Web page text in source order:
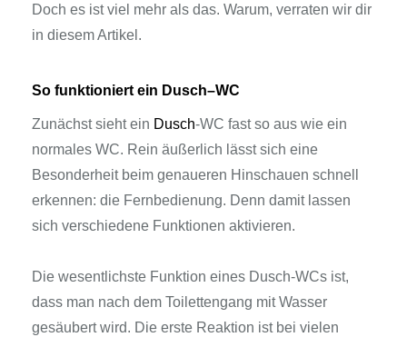
Doch es ist viel mehr als das. Warum, verraten wir dir
in diesem Artikel.
So funktioniert ein Dusch–WC
Zunächst sieht ein Dusch-WC fast so aus wie ein
normales WC. Rein äußerlich lässt sich eine
Besonderheit beim genaueren Hinschauen schnell
erkennen: die Fernbedienung. Denn damit lassen
sich verschiedene Funktionen aktivieren.
Die wesentlichste Funktion eines Dusch-WCs ist,
dass man nach dem Toilettengang mit Wasser
gesäubert wird. Die erste Reaktion ist bei vielen